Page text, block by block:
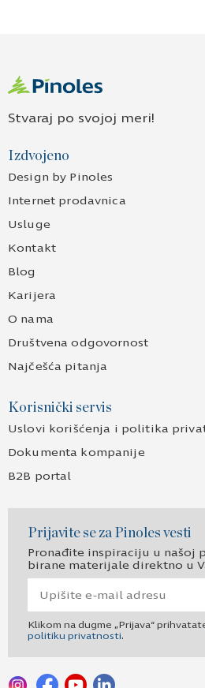
Stvaraj po svojoj meri!
Izdvojeno
Design by Pinoles
Internet prodavnica
Usluge
Kontakt
Blog
Karijera
O nama
Društvena odgovornost
Najčešća pitanja
Korisnički servis
Uslovi korišćenja i politika
Dokumenta kompanije
B2B portal
Prijavite se za Pinoles vesti
Pronađite inspiraciju u našoj
birane materijale direktno u
Klikom na dugme „Prijava“
politiku privatnosti.